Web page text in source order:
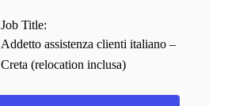
Job Title:
Addetto assistenza clienti italiano –
Creta (relocation inclusa)